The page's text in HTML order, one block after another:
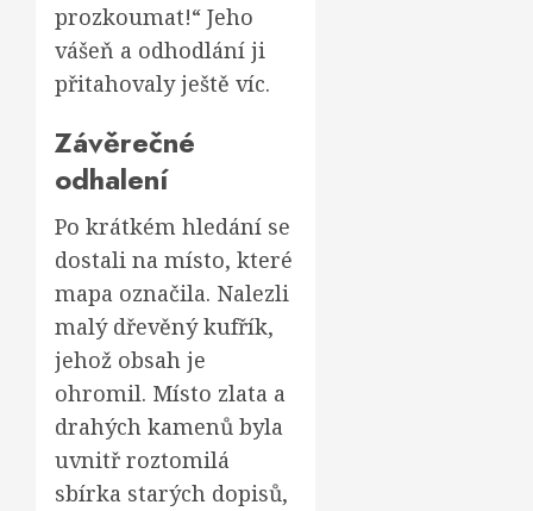
prozkoumat!“ Jeho
vášeň a odhodlání ji
přitahovaly ještě víc.
Závěrečné
odhalení
Po krátkém hledání se
dostali na místo, které
mapa označila. Nalezli
malý dřevěný kufřík,
jehož obsah je
ohromil. Místo zlata a
drahých kamenů byla
uvnitř roztomilá
sbírka starých dopisů,